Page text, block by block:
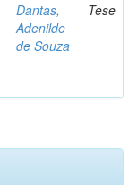
Dantas,
Adenilde
de Souza
Tese